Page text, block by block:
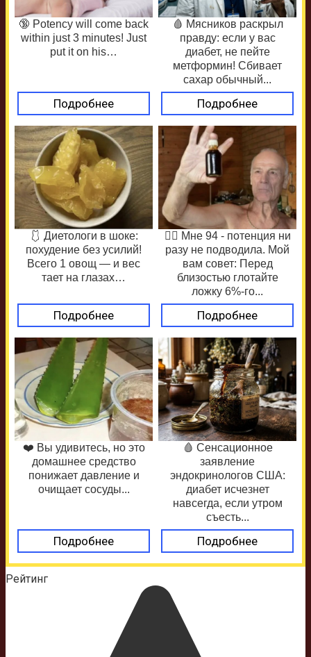
🔞 Potency will come back
within just 3 minutes! Just
put it on his…
Подробнее
🩸 Мясников раскрыл
правду: если у вас
диабет, не пейте
метформин! Сбивает
сахар обычный...
Подробнее
🩱 Диетологи в шоке:
похудение без усилий!
Всего 1 овощ — и вес
тает на глазах…
Подробнее
❤️‍🔥 Мне 94 - потенция ни
разу не подводила. Мой
вам совет: Перед
близостью глотайте
ложку 6%-го...
Подробнее
❤️ Вы удивитесь, но это
домашнее средство
понижает давление и
очищает сосуды...
Подробнее
🩸 Сенсационное
заявление
эндокринологов США:
диабет исчезнет
навсегда, если утром
съесть...
Подробнее
Рейтинг